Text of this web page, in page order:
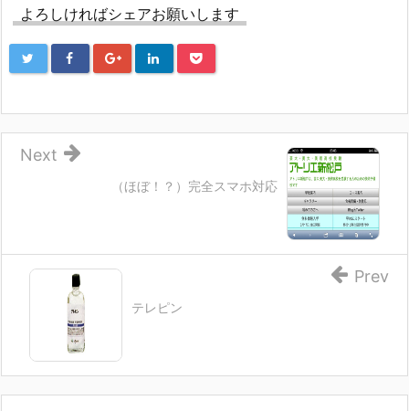
よろしければシェアお願いします
（ほぼ！？）完全スマホ対応
Next
テレピン
Prev